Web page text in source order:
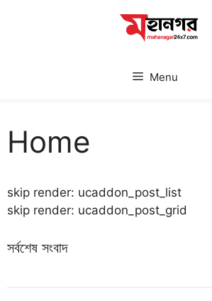
Menu
Home
skip render: ucaddon_post_list
skip render: ucaddon_post_grid
সর্বশেষ সংবাদ